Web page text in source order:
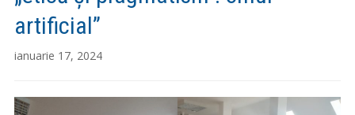
artificial”
ianuarie 17, 2024